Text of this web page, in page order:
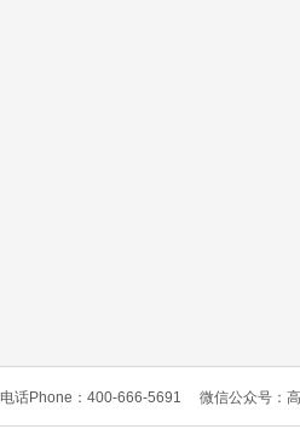
电话Phone：400-666-5691 微信公众号：